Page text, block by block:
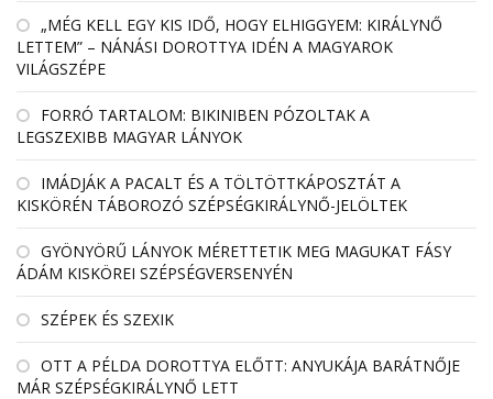
„MÉG KELL EGY KIS IDŐ, HOGY ELHIGGYEM: KIRÁLYNŐ
LETTEM” – NÁNÁSI DOROTTYA IDÉN A MAGYAROK
VILÁGSZÉPE
FORRÓ TARTALOM: BIKINIBEN PÓZOLTAK A
LEGSZEXIBB MAGYAR LÁNYOK
IMÁDJÁK A PACALT ÉS A TÖLTÖTTKÁPOSZTÁT A
KISKÖRÉN TÁBOROZÓ SZÉPSÉGKIRÁLYNŐ-JELÖLTEK
GYÖNYÖRŰ LÁNYOK MÉRETTETIK MEG MAGUKAT FÁSY
ÁDÁM KISKÖREI SZÉPSÉGVERSENYÉN
SZÉPEK ÉS SZEXIK
OTT A PÉLDA DOROTTYA ELŐTT: ANYUKÁJA BARÁTNŐJE
MÁR SZÉPSÉGKIRÁLYNŐ LETT